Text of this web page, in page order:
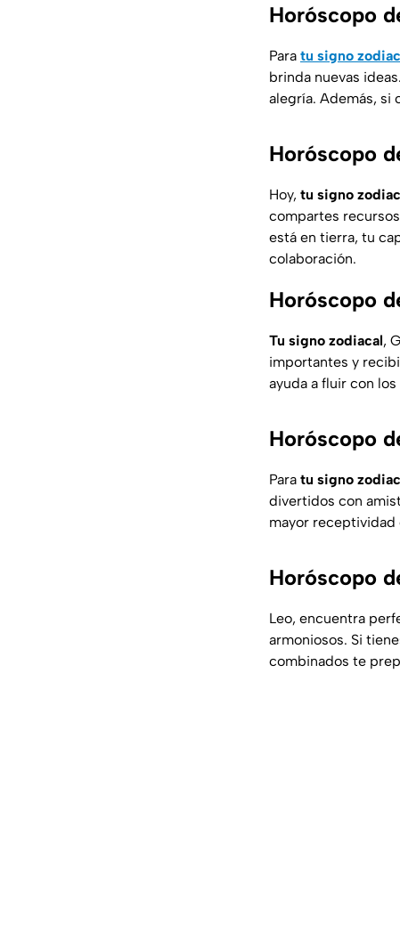
Horóscopo
Para tu signo
brinda nuevas
alegría. Además, si
Horóscopo
Hoy, tu signo
compartes
está en tierra, tu
colaboración.
Horóscopo
Tu signo zodiacal,
importantes y
ayuda a fluir con
Horóscopo
Para tu signo
divertidos con
mayor receptividad
Horóscopo
Leo, encuentra
armoniosos. Si
combinados te